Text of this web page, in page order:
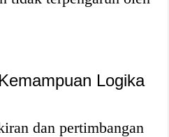
Logika
dan pertimbangan